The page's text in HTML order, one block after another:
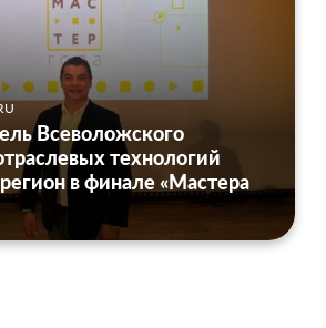
Всеволожского
технологий
в финале «Мастера